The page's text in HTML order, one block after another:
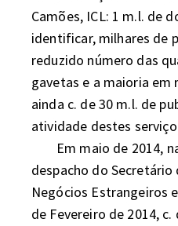
Camões, ICL: 1 m.l. de
identificar, milhares de
reduzido número das
gavetas e a maioria em
ainda c. de 30 m.l. de
atividade destes
despacho do
Negócios Estrangeiros
de Fevereiro de 2014, c.